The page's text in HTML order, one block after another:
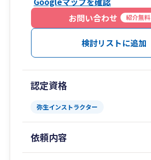
お問い合わせ
紹介無料
検討リストに追加
認定資格
弥生インストラクター
依頼内容